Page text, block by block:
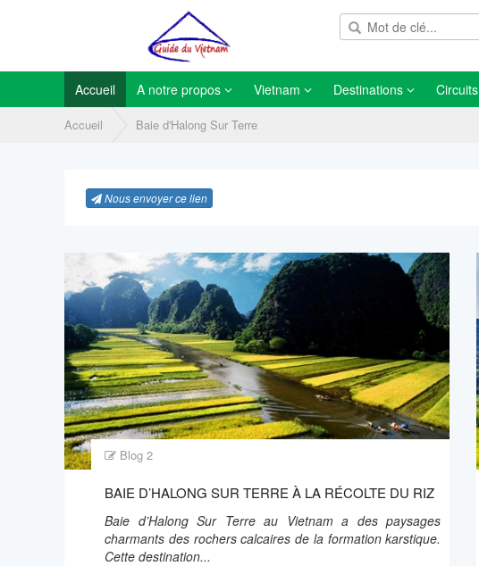
Accueil A notre propos Vietnam Destinations Circuits
Accueil Baie d'Halong Sur Terre
Nous envoyer ce lien
Blog 2
BAIE D’HALONG SUR TERRE À LA RÉCOLTE DU RIZ
Baie d’Halong Sur Terre au Vietnam a des paysages
charmants des rochers calcaires de la formation karstique.
Cette destination...